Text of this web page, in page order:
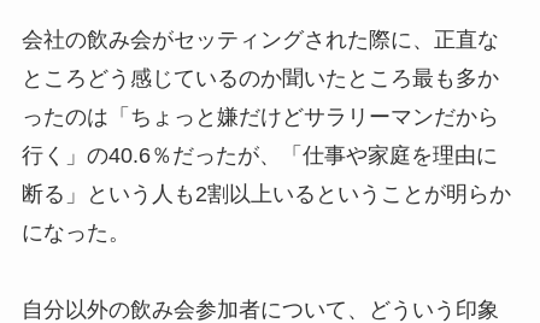
会社の飲み会がセッティングされた際に、正直な
ところどう感じているのか聞いたところ最も多か
ったのは「ちょっと嫌だけどサラリーマンだから
行く」の40.6％だったが、「仕事や家庭を理由に
断る」という人も2割以上いるということが明らか
になった。
自分以外の飲み会参加者について、どういう印象